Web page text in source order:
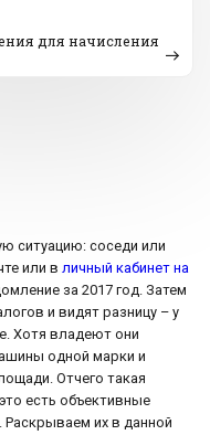
для начисления
ситуацию: соседи или
или в личный кабинет на
за 2017 год. Затем
и видят разницу – у
Хотя владеют они
одной марки и
Отчего такая
есть объективные
их в данной